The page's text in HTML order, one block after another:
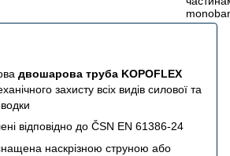
двошарова труба KOPOFLEX
захисту всіх видів силової та
відповідно до ČSN EN 61386-24
наскрізною струною або